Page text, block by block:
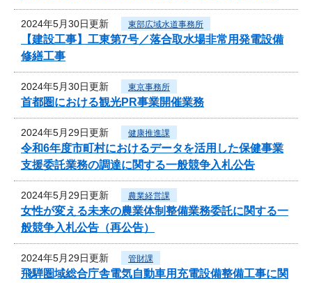
2024年5月30日更新 東部広域水道事務所
【建設工事】工東第7号／落合取水場非常用発電設備
修繕工事
2024年5月30日更新 東京事務所
首都圏における観光PR事業開催業務
2024年5月29日更新 健康推進課
令和6年度市町村におけるデータを活用した保健事業
支援委託業務の調達に関する一般競争入札公告
2024年5月29日更新 農業経営課
女性が変える未来の農業体制整備業務委託に関する一
般競争入札公告（再公告）
2024年5月29日更新 管財課
飛騨圏域総合庁舎電気自動車用充電設備整備工事に関